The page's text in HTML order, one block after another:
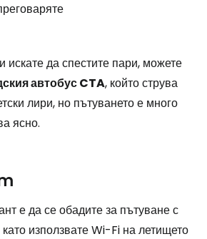
искате да спестите пари, можете
автобус CTA, който струва
лири, но пътуването е много
ясно.
е да се обадите за пътуване с
като използвате Wi-Fi на летището